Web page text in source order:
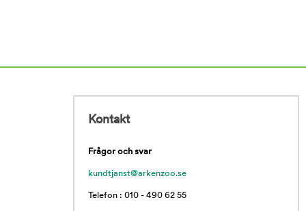
Kontakt
Frågor och svar
kundtjanst@arkenzoo.se
Telefon : 010 - 490 62 55